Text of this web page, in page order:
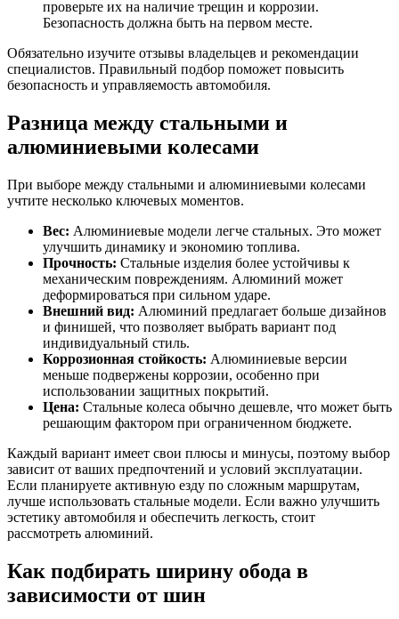
проверьте их на наличие трещин и коррозии.
Безопасность должна быть на первом месте.
Обязательно изучите отзывы владельцев и рекомендации
специалистов. Правильный подбор поможет повысить
безопасность и управляемость автомобиля.
Разница между стальными и
алюминиевыми колесами
При выборе между стальными и алюминиевыми колесами
учтите несколько ключевых моментов.
Вес: Алюминиевые модели легче стальных. Это может
улучшить динамику и экономию топлива.
Прочность: Стальные изделия более устойчивы к
механическим повреждениям. Алюминий может
деформироваться при сильном ударе.
Внешний вид: Алюминий предлагает больше дизайнов
и финишей, что позволяет выбрать вариант под
индивидуальный стиль.
Коррозионная стойкость: Алюминиевые версии
меньше подвержены коррозии, особенно при
использовании защитных покрытий.
Цена: Стальные колеса обычно дешевле, что может быть
решающим фактором при ограниченном бюджете.
Каждый вариант имеет свои плюсы и минусы, поэтому выбор
зависит от ваших предпочтений и условий эксплуатации.
Если планируете активную езду по сложным маршрутам,
лучше использовать стальные модели. Если важно улучшить
эстетику автомобиля и обеспечить легкость, стоит
рассмотреть алюминий.
Как подбирать ширину обода в
зависимости от шин